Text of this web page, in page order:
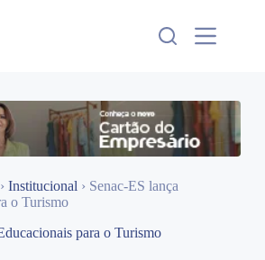
› Institucional › Senac-ES lança
o Turismo
para o Turismo